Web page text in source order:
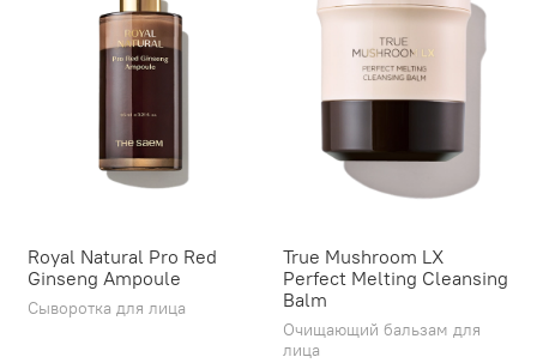
Royal Natural Pro Red
Ginseng Ampoule
Сыворотка для лица
True Mushroom LX
Perfect Melting Cleansing
Balm
Очищающий бальзам для
лица